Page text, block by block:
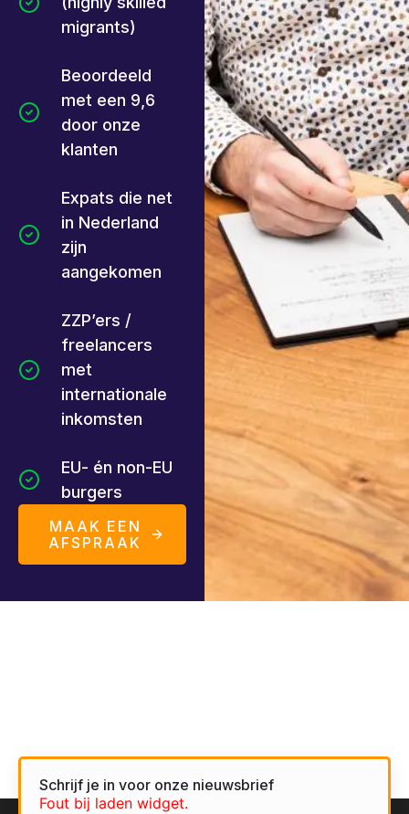
migrants)
Beoordeeld
met een 9,6
door onze
klanten
Expats die net
in Nederland
zijn
aangekomen
ZZP’ers /
freelancers
met
internationale
inkomsten
EU- én non-EU
burgers
MAAK EEN
AFSPRAAK
Schrijf je in voor onze nieuwsbrief
Fout bij laden widget.